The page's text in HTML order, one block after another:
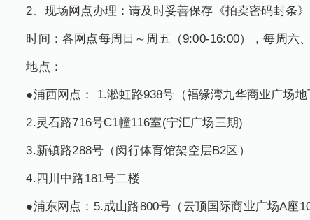
2、现场网点办理：请及时妥善保存《拍卖密码封条》
时间：各网点每周日～周五（9:00-16:00），每周六、
地点：
●浦西网点： 1.淞虹路938号（福缘湾九华商业广场地
2.灵石路716号C1幢116室(宁汇广场三期)
3.新镇路288号（闵行体育馆架空层B2区）
4.四川中路181号二楼
●浦东网点：5.成山路800号（云顶国际商业广场A座